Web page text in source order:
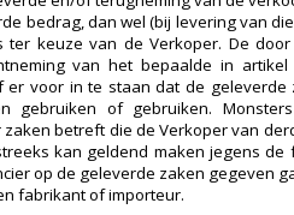
bedrag, dan wel (bij levering van
ter keuze van de Verkoper. De
van het bepaalde in
voor in te staan dat de
gebruiken of gebruiken.
betreft die de Verkoper van
kan geldend maken jegens
op de geleverde zaken gegeven
fabrikant of importeur.